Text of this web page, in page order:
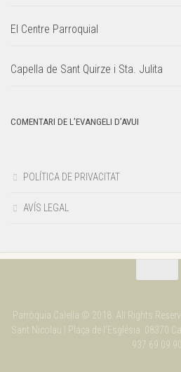
El Centre Parroquial
Capella de Sant Quirze i Sta. Julita
COMENTARI DE L’EVANGELI D’AVUI
POLÍTICA DE PRIVACITAT
AVÍS LEGAL
Parròquia Calella © 2018. All Rights
Sant Nicolau | Plaça de l'Església. 08370
937 69 09 90